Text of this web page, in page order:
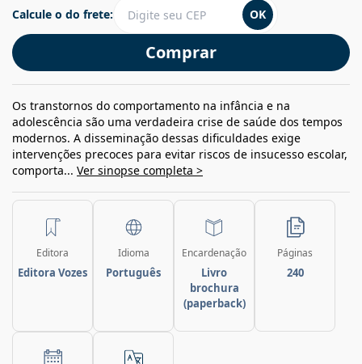
Comprar
Calcule o do frete: OK
Os transtornos do comportamento na infância e na
adolescência são uma verdadeira crise de saúde dos tempos
modernos. A disseminação dessas dificuldades exige
intervenções precoces para evitar riscos de insucesso escolar,
comporta... Ver sinopse completa >
Editora
Editora Vozes
Idioma
Português
Encardenação
Livro
brochura
(paperback)
Páginas
240